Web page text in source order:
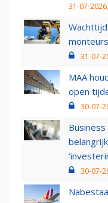
31-07-
31-07-
MAA
open
30-07-
30-07-